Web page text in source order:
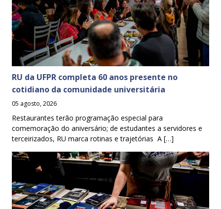
RU da UFPR completa 60 anos presente no
cotidiano da comunidade universitária
05 agosto, 2026
Restaurantes terão programação especial para
comemoração do aniversário; de estudantes a servidores e
terceirizados, RU marca rotinas e trajetórias A […]